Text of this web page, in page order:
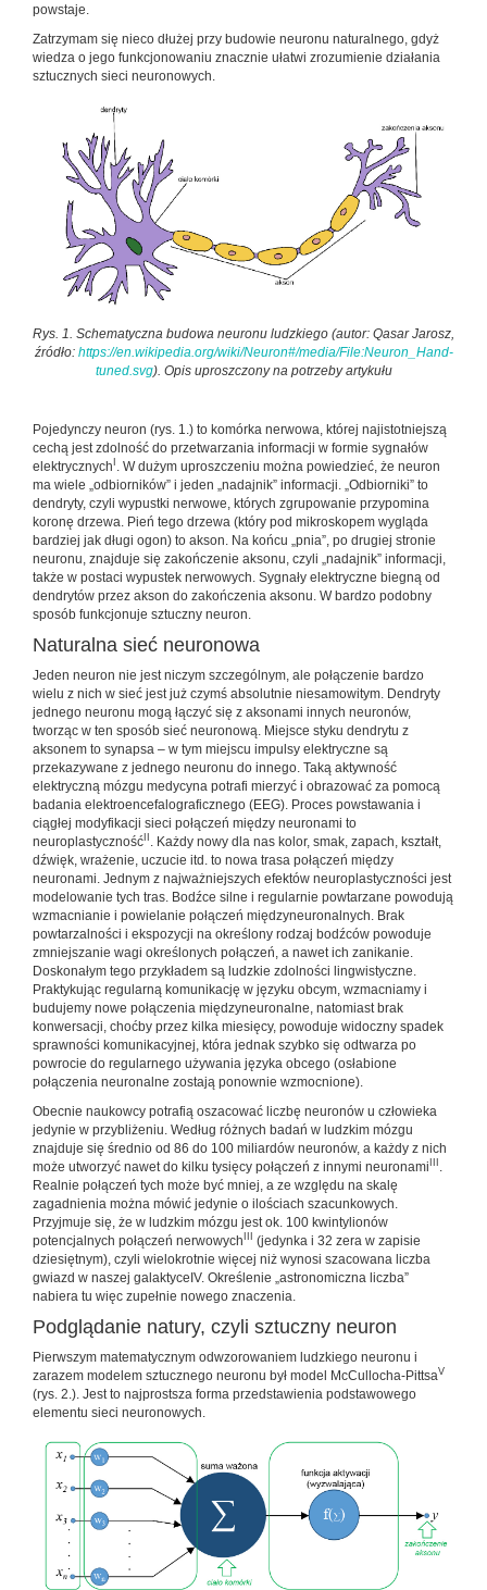
powstaje.
Zatrzymam się nieco dłużej przy budowie neuronu naturalnego, gdyż
wiedza o jego funkcjonowaniu znacznie ułatwi zrozumienie działania
sztucznych sieci neuronowych.
Rys. 1. Schematyczna budowa neuronu ludzkiego (autor: Qasar Jarosz,
źródło: https://en.wikipedia.org/wiki/Neuron#/media/File:Neuron_Hand-
tuned.svg). Opis uproszczony na potrzeby artykułu
Pojedynczy neuron (rys. 1.) to komórka nerwowa, której najistotniejszą
cechą jest zdolność do przetwarzania informacji w formie sygnałów
elektrycznych
. W dużym uproszczeniu można powiedzieć, że neuron
ma wiele „odbiorników” i jeden „nadajnik” informacji. „Odbiorniki” to
dendryty, czyli wypustki nerwowe, których zgrupowanie przypomina
koronę drzewa. Pień tego drzewa (który pod mikroskopem wygląda
bardziej jak długi ogon) to akson. Na końcu „pnia”, po drugiej stronie
neuronu, znajduje się zakończenie aksonu, czyli „nadajnik” informacji,
także w postaci wypustek nerwowych. Sygnały elektryczne biegną od
dendrytów przez akson do zakończenia aksonu. W bardzo podobny
sposób funkcjonuje sztuczny neuron.
Naturalna sieć neuronowa
Jeden neuron nie jest niczym szczególnym, ale połączenie bardzo
wielu z nich w sieć jest już czymś absolutnie niesamowitym. Dendryty
jednego neuronu mogą łączyć się z aksonami innych neuronów,
tworząc w ten sposób sieć neuronową. Miejsce styku dendrytu z
aksonem to synapsa – w tym miejscu impulsy elektryczne są
przekazywane z jednego neuronu do innego. Taką aktywność
elektryczną mózgu medycyna potrafi mierzyć i obrazować za pomocą
badania elektroencefalograficznego (EEG). Proces powstawania i
ciągłej modyfikacji sieci połączeń między neuronami to
neuroplastyczność
. Każdy nowy dla nas kolor, smak, zapach, kształt,
dźwięk, wrażenie, uczucie itd. to nowa trasa połączeń między
neuronami. Jednym z najważniejszych efektów neuroplastyczności jest
modelowanie tych tras. Bodźce silne i regularnie powtarzane powodują
wzmacnianie i powielanie połączeń międzyneuronalnych. Brak
powtarzalności i ekspozycji na określony rodzaj bodźców powoduje
zmniejszanie wagi określonych połączeń, a nawet ich zanikanie.
Doskonałym tego przykładem są ludzkie zdolności lingwistyczne.
Praktykując regularną komunikację w języku obcym, wzmacniamy i
budujemy nowe połączenia międzyneuronalne, natomiast brak
konwersacji, choćby przez kilka miesięcy, powoduje widoczny spadek
sprawności komunikacyjnej, która jednak szybko się odtwarza po
powrocie do regularnego używania języka obcego (osłabione
połączenia neuronalne zostają ponownie wzmocnione).
Obecnie naukowcy potrafią oszacować liczbę neuronów u człowieka
jedynie w przybliżeniu. Według różnych badań w ludzkim mózgu
znajduje się średnio od 86 do 100 miliardów neuronów, a każdy z nich
może utworzyć nawet do kilku tysięcy połączeń z innymi neuronami
Realnie połączeń tych może być mniej, a ze względu na skalę
zagadnienia można mówić jedynie o ilościach szacunkowych.
Przyjmuje się, że w ludzkim mózgu jest ok. 100 kwintylionów
potencjalnych połączeń nerwowych
(jedynka i 32 zera w zapisie
dziesiętnym), czyli wielokrotnie więcej niż wynosi szacowana liczba
gwiazd w naszej galaktyceIV. Określenie „astronomiczna liczba”
nabiera tu więc zupełnie nowego znaczenia.
Podglądanie natury, czyli sztuczny neuron
Pierwszym matematycznym odwzorowaniem ludzkiego neuronu i
zarazem modelem sztucznego neuronu był model McCullocha-PittsaV
(rys. 2.). Jest to najprostsza forma przedstawienia podstawowego
elementu sieci neuronowych.